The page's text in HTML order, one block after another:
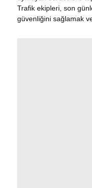
Trafik ekipleri, son
güvenliğini sağlamak